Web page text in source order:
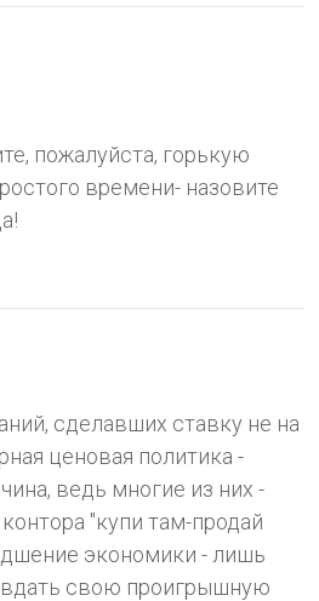
пожалуйста, горькую
времени- назовите
сделавших ставку не на
ценовая политика -
ведь многие из них -
"купи там-продай
экономики - лишь
свою проигрышную